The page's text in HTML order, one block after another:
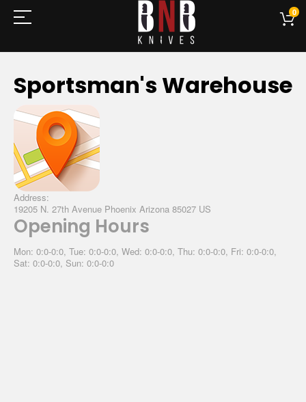
0
Sportsman's Warehouse
Address:
19205 N. 27th Avenue Phoenix Arizona 85027 US
Opening Hours
Mon: 0:0-0:0, Tue: 0:0-0:0, Wed: 0:0-0:0, Thu: 0:0-0:0, Fri: 0:0-0:0,
Sat: 0:0-0:0, Sun: 0:0-0:0